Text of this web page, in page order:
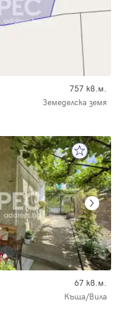
757 кв.м.
Земеделска земя
67 кв.м.
Къща/Вила